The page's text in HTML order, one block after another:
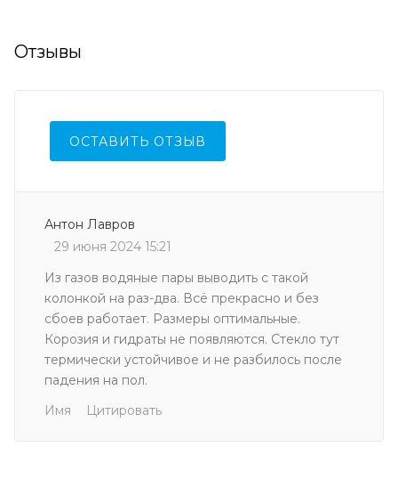
Отзывы
ОСТАВИТЬ ОТЗЫВ
Антон Лавров
29 июня 2024 15:21
Из газов водяные пары выводить с такой
колонкой на раз-два. Всё прекрасно и без
сбоев работает. Размеры оптимальные.
Корозия и гидраты не появляются. Стекло тут
термически устойчивое и не разбилось после
падения на пол.
Имя
Цитировать